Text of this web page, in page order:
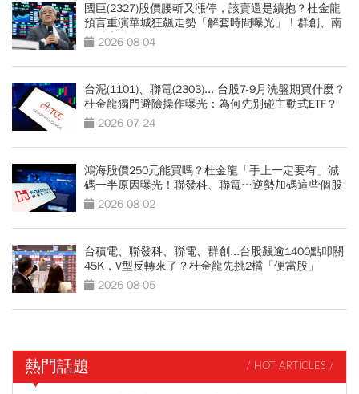
國巨(2327)股價腰斬又漲停，該賣還是續抱？杜金龍
預言重演華城狂飆走勢「解套時間曝光」！群創、南
亞科也點名
2026-08-04
台泥(1101)、聯電(2303)... 台股7-9月洗盤期買什麼？
杜金龍獨門避險操作曝光：為何先別碰主動式ETF？
2026-07-24
鴻海股價250元能買嗎？杜金龍「手上一定要有」減
碼一半原因曝光！聯發科、聯電…逆勢加碼這些個股
2026-08-02
台積電、聯發科、聯電、群創...台股飆逾1400點叩關
45K，V型反轉來了？杜金龍先挑2檔「便當股」
2026-08-05
熱門話題 / HOT ARTICLES /